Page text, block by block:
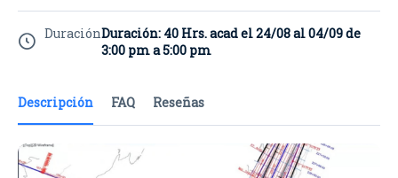
Descripción FAQ Reseñas
DuraciónDuración: 40 Hrs. acad el 24/08 al 04/09 de
3:00 pm a 5:00 pm